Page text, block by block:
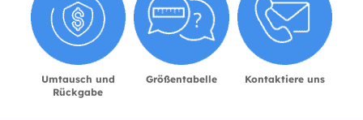
Umtausch und
Rückgabe
Größentabelle Kontaktiere uns